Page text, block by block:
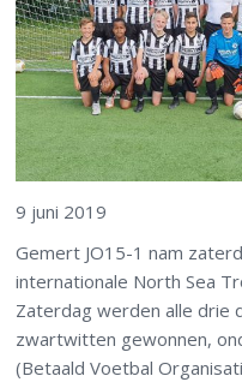
9 juni 2019
Gemert JO15-1 nam
internationale North Sea
Zaterdag werden alle drie
zwartwitten gewonnen,
(Betaald Voetbal